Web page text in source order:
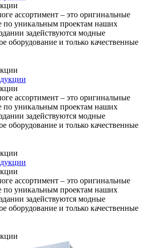
ассортимент – это оригинальные
по уникальным проектам наших
задействуются модные
оборудование и только качественные
ассортимент – это оригинальные
по уникальным проектам наших
задействуются модные
оборудование и только качественные
ассортимент – это оригинальные
по уникальным проектам наших
задействуются модные
оборудование и только качественные